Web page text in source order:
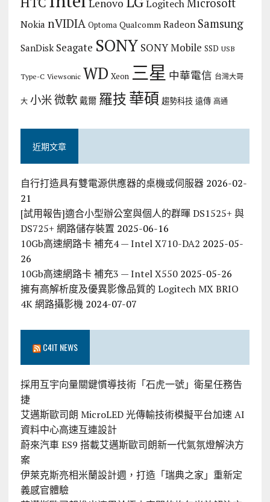
Lenovo Logitech Microsoft
Nokia nVIDIA Optoma Qualcomm Radeon Samsung
SanDisk Seagate SONY SONY Mobile SSD USB
Type-C Viewsonic WD Xeon 三星 中華電信 台灣大哥
大 小米微軟 戴爾 羅技華碩 趨勢科技 遠傳 高通
近期文章
自行打造具有雙電源供應器的桌機或伺服器 2026-02-
21
[試用報告]適合小型辦公室與個人的群暉 DS1525+ 與
DS725+ 網路儲存裝置 2025-06-16
10Gb高速網路卡 補充4 — Intel X710-DA2 2025-05-
26
10Gb高速網路卡 補充3 — Intel X550 2025-05-26
擁有高解析度及優異影像品質的 Logitech MX BRIO
4K 網路攝影機 2024-07-07
C4IT NEWS
採用互宇向量關鍵慣導技術「石虎一號」衛星任務告
捷
艾邁斯歐司朗 MicroLED 光傳輸技術模擬平台加速 AI
資料中心高速互連設計
蔚來汽車 ES9 搭載艾邁斯歐司朗新一代氣氛燈解決方
案
伊萊克斯亮相米蘭設計週，打造「瑞典之家」重新定
義感官體驗